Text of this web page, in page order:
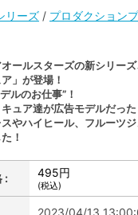
リーズ / プロダクション
ールスターズの新シリー
」が登場！
ルのお仕事”！
ュア達が広告モデルだっ
やハイヒール、フルーツ
！
: 495円
(税込)
2023/04/13